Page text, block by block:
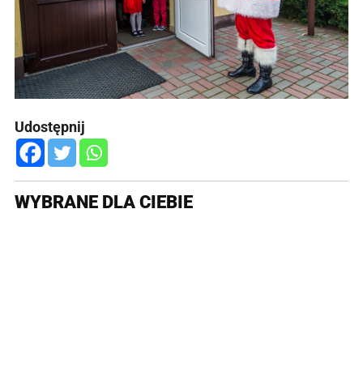
Udostępnij
WYBRANE DLA CIEBIE